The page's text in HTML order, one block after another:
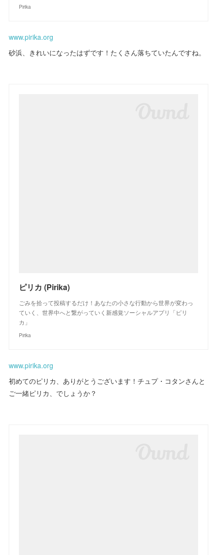
Pirika
www.pirika.org
砂浜、きれいになったはずです！たくさん落ちていたんですね。
ピリカ (Pirika)
ごみを拾って投稿するだけ！あなたの小さな行動から世界が変わっ
ていく、世界中へと繋がっていく新感覚ソーシャルアプリ「ピリ
カ」
Pirika
www.pirika.org
初めてのピリカ、ありがとうございます！チュプ・コタンさんと
ご一緒ピリカ、でしょうか？